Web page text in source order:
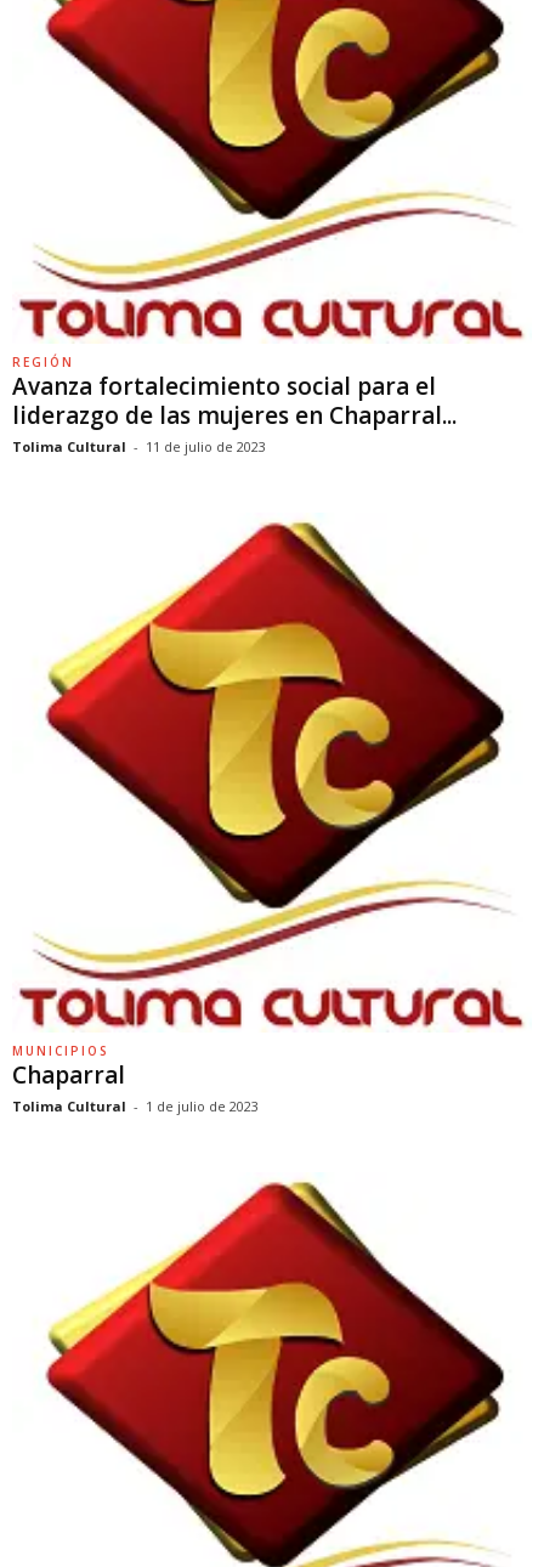
REGIÓN
Avanza fortalecimiento social para el
liderazgo de las mujeres en Chaparral...
Tolima Cultural - 11 de julio de 2023
MUNICIPIOS
Chaparral
Tolima Cultural - 1 de julio de 2023